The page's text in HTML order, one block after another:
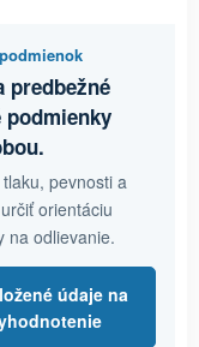
predbežné
podmienky
pevnosti a
orientáciu
na odlievanie.
údaje na